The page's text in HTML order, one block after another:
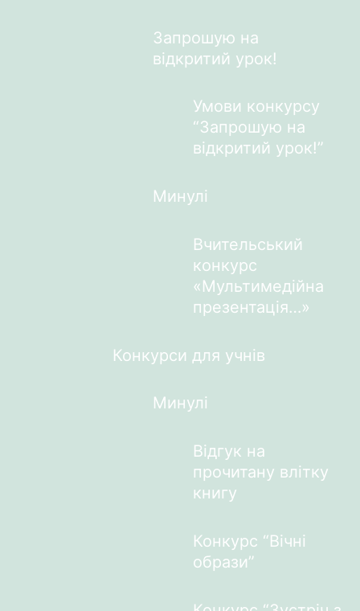
Запрошую на
відкритий урок!
Умови конкурсу
“Запрошую на
відкритий урок!”
Минулі
Вчительський
конкурс
«Мультимедійна
презентація…»
Конкурси для учнів
Минулі
Відгук на
прочитану влітку
книгу
Конкурс “Вічні
образи”